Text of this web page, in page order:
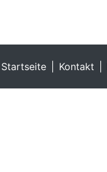
Startseite Kontakt